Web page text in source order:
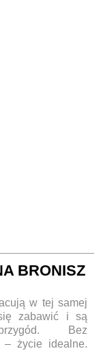
BRONISZ
w tej samej
zabawić i są
Bez
– życie idealne.